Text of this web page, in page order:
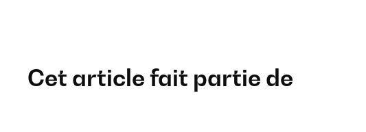
Cet article fait partie de